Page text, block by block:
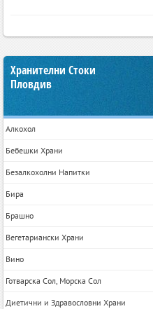
Хранителни Стоки
Пловдив
Алкохол
Бебешки Храни
Безалкохолни Напитки
Бира
Брашно
Вегетариански Храни
Вино
Готварска Сол, Морска Сол
Диетични и Здравословни Храни